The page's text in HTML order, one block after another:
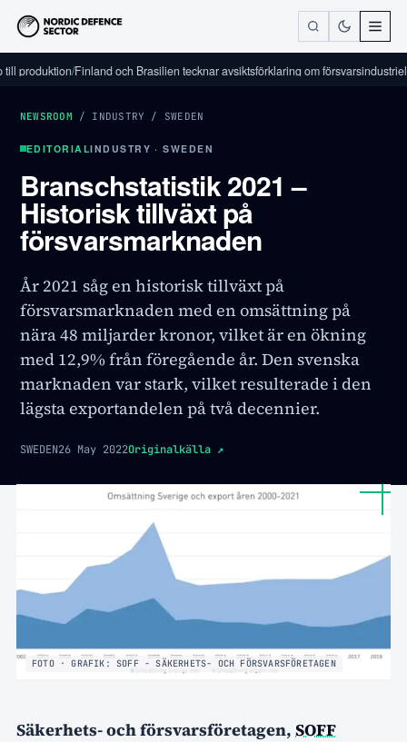
/Finland och Brasilien tecknar avsiktsförklaring om försvarsindustriellt
NEWSROOM / INDUSTRY / SWEDEN
EDITORIALINDUSTRY · SWEDEN
Branschstatistik 2021 –
Historisk tillväxt på
försvarsmarknaden
År 2021 såg en historisk tillväxt på
försvarsmarknaden med en omsättning på
nära 48 miljarder kronor, vilket är en ökning
med 12,9% från föregående år. Den svenska
marknaden var stark, vilket resulterade i den
lägsta exportandelen på två decennier.
SWEDEN26 May 2022Originalkälla ↗
FOTO · GRAFIK: SOFF - SÄKERHETS- OCH FÖRSVARSFÖRETAGEN
Säkerhets- och försvarsföretagen, SOFF